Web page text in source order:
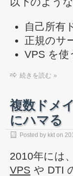
自己所有
正規のサ
VPS を使
続きを読む »
複数ドメ
にハマる
Posted by kkt on
2010年には
VPS や DTI